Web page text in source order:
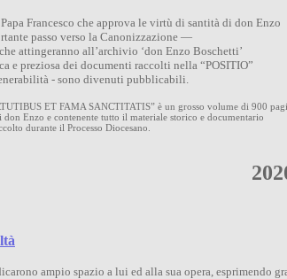
Francesco che approva le virtù di santità di don Enzo
passo verso la Canonizzazione —
attingeranno all’archivio ‘don Enzo Boschetti’
e preziosa dei documenti raccolti nella “POSITIO”
- sono divenuti pubblicabili.
ET FAMA SANCTITATIS” è un grosso volume di 900
Enzo e contenente tutto il materiale storico e documentario
durante il Processo Diocesano.
ampio spazio a lui ed alla sua opera, esprimendo